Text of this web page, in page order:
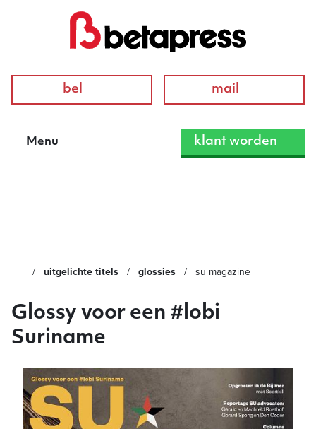
bel mail
Menu klant worden
uitgelichte titels glossies su magazine
Glossy voor een #lobi
Suriname